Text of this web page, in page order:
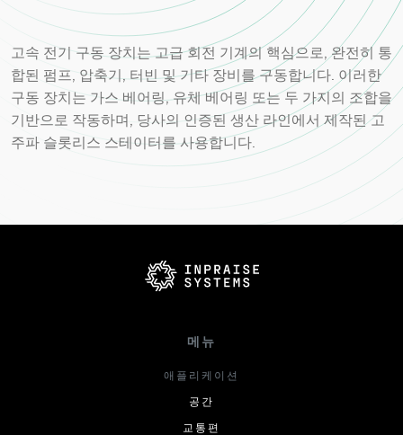
고속 전기 구동 장치는 고급 회전 기계의 핵심으로, 완전히 통
합된 펌프, 압축기, 터빈 및 기타 장비를 구동합니다. 이러한
구동 장치는 가스 베어링, 유체 베어링 또는 두 가지의 조합을
기반으로 작동하며, 당사의 인증된 생산 라인에서 제작된 고
주파 슬롯리스 스테이터를 사용합니다.
메뉴
애플리케이션
공간
교통편